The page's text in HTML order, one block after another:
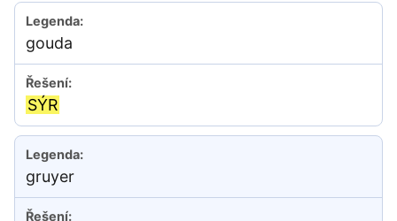
gouda
SÝR
gruyer